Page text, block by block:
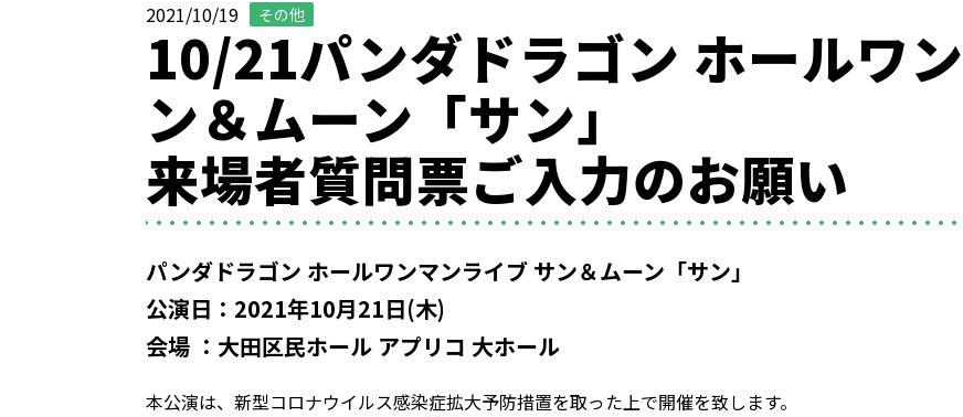
2021/10/19 その他
10/21パンダドラゴン ホールワ
ン＆ムーン「サン」
来場者質問票ご入力のお願い
パンダドラゴン ホールワンマンライブ サン＆ムーン「サン」
公演日：2021年10月21日(木)
会場 ：大田区民ホール アプリコ 大ホール
本公演は、新型コロナウイルス感染症拡大予防措置を取った上で開催を致します。